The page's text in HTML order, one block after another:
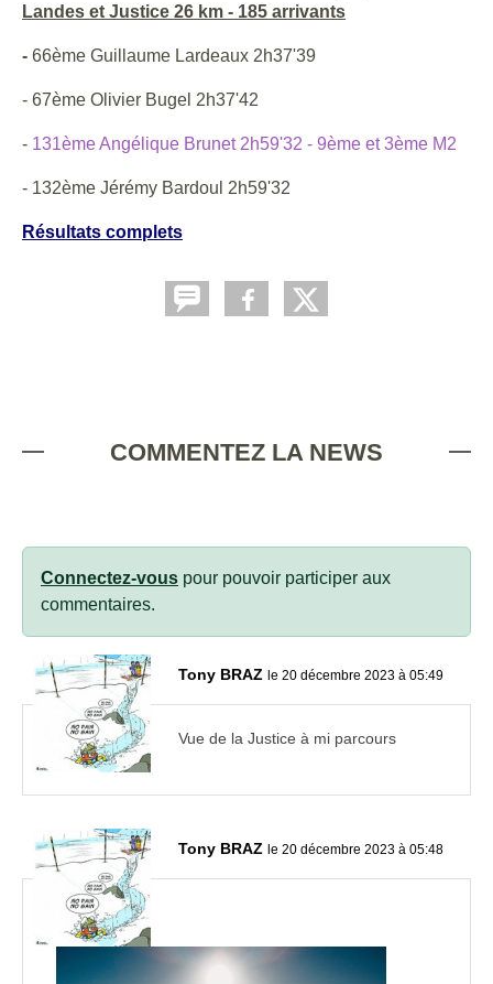
Landes et Justice 26 km - 185 arrivants
- 66ème Guillaume Lardeaux 2h37'39
- 67ème Olivier Bugel 2h37'42
- 131ème Angélique Brunet 2h59'32 - 9ème et 3ème M2
- 132ème Jérémy Bardoul 2h59'32
Résultats complets
COMMENTEZ LA NEWS
Connectez-vous pour pouvoir participer aux
commentaires.
Tony BRAZ le 20 décembre 2023 à 05:49
Vue de la Justice à mi parcours
Tony BRAZ le 20 décembre 2023 à 05:48